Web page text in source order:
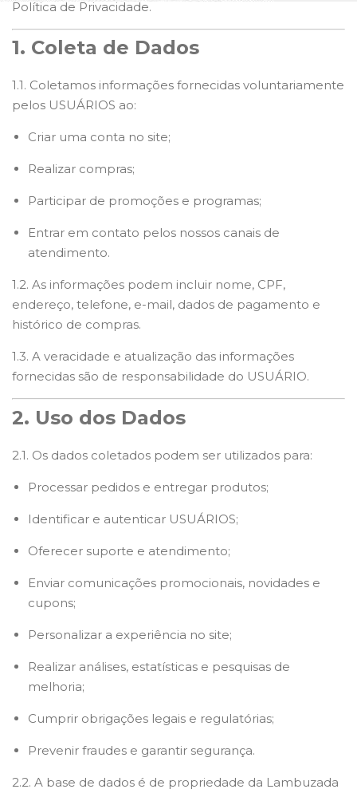
Política de Privacidade.
1. Coleta de Dados
1.1. Coletamos informações fornecidas voluntariamente
pelos USUÁRIOS ao:
Criar uma conta no site;
Realizar compras;
Participar de promoções e programas;
Entrar em contato pelos nossos canais de
atendimento.
1.2. As informações podem incluir nome, CPF,
endereço, telefone, e-mail, dados de pagamento e
histórico de compras.
1.3. A veracidade e atualização das informações
fornecidas são de responsabilidade do USUÁRIO.
2. Uso dos Dados
2.1. Os dados coletados podem ser utilizados para:
Processar pedidos e entregar produtos;
Identificar e autenticar USUÁRIOS;
Oferecer suporte e atendimento;
Enviar comunicações promocionais, novidades e
cupons;
Personalizar a experiência no site;
Realizar análises, estatísticas e pesquisas de
melhoria;
Cumprir obrigações legais e regulatórias;
Prevenir fraudes e garantir segurança.
2.2. A base de dados é de propriedade da Lambuzada